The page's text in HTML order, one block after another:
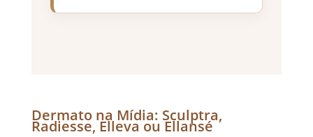
Dermato na Mídia: Sculptra,
Radiesse, Elleva ou Ellansé